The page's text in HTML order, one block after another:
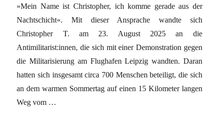
»Mein Name ist Christopher, ich komme gerade aus der
Nachtschicht«. Mit dieser Ansprache wandte sich
Christopher T. am 23. August 2025 an die
Antimilitarist:innen, die sich mit einer Demonstration gegen
die Militarisierung am Flughafen Leipzig wandten. Daran
hatten sich insgesamt circa 700 Menschen beteiligt, die sich
an dem warmen Sommertag auf einen 15 Kilometer langen
Weg vom …